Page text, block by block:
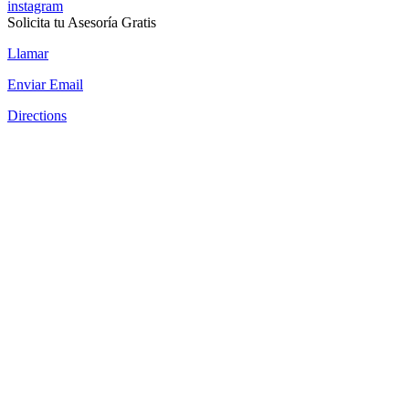
instagram
Solicita tu Asesoría Gratis
Llamar
Enviar Email
Directions